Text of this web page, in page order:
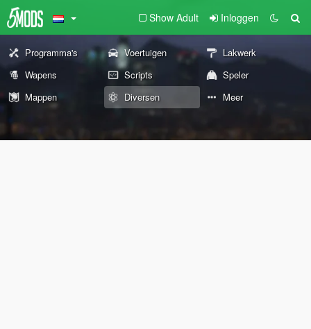
Show Adult Inloggen
Programma's Voertuigen
Lakwerk
Wapens
Scripts
Speler
Mappen
Diversen Meer